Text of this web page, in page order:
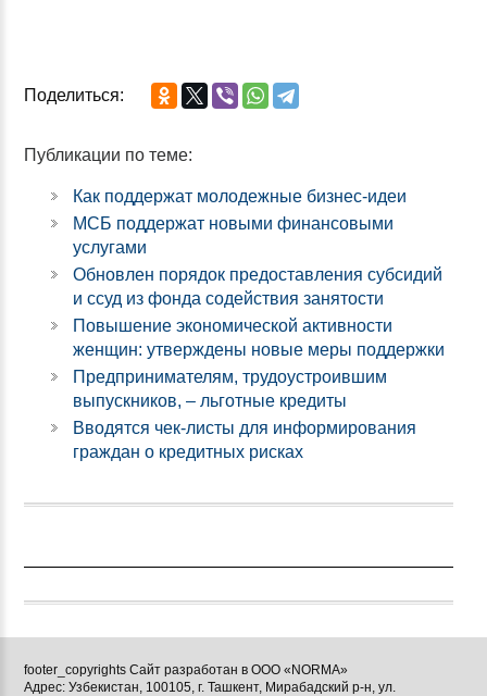
Поделиться:
Публикации по теме:
Как поддержат молодежные бизнес-идеи
МСБ поддержат новыми финансовыми
услугами
Обновлен порядок предоставления субсидий
и ссуд из фонда содействия занятости
Повышение экономической активности
женщин: утверждены новые меры поддержки
Предпринимателям, трудоустроившим
выпускников, – льготные кредиты
Вводятся чек-листы для информирования
граждан о кредитных рисках
footer_copyrights Сайт разработан в ООО «NORMA»
Адрес: Узбекистан, 100105, г. Ташкент, Мирабадский р-н, ул.